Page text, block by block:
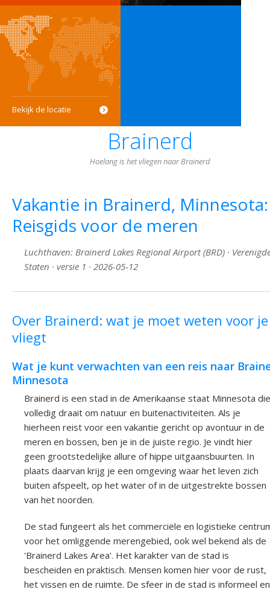
Bekijk de locatie
Brainerd
Hoelang is het vliegen naar Brainerd
Vakantie in Brainerd, Minnesota:
Reisgids voor de meren
Luchthaven: Brainerd Lakes Regional Airport (BRD) ·
Staten · versie 1 · 2026-05-12
Over Brainerd: wat je moet weten voor je
vliegt
Wat je kunt verwachten van een reis naar
Minnesota
Brainerd is een stad in de Amerikaanse staat Minnesota die
volledig draait om natuur en buitenactiviteiten. Als je
hierheen reist voor een vakantie gericht op avontuur in de
meren en bossen, ben je in de juiste regio. Je vindt hier
geen grootstedelijke allure of hippe uitgaansbuurten. In
plaats daarvan krijg je een omgeving waar het leven zich
buiten afspeelt, op het water of in de uitgestrekte bossen
van het noorden.
De stad fungeert als het commerciële en logistieke
voor het omliggende merengebied, ook wel bekend als de
'Brainerd Lakes Area'. Het karakter van de stad is
bescheiden en praktisch. Mensen komen hier voor de rust,
het vissen en de ruimte. De sfeer in de stad is informeel en